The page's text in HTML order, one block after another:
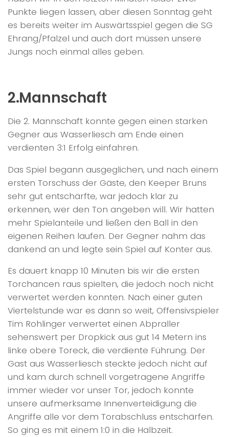
Punkte liegen lassen, aber diesen Sonntag geht
es bereits weiter im Auswärtsspiel gegen die SG
Ehrang/Pfalzel und auch dort müssen unsere
Jungs noch einmal alles geben.
2.Mannschaft
Die 2. Mannschaft konnte gegen einen starken
Gegner aus Wasserliesch am Ende einen
verdienten 3:1 Erfolg einfahren.
Das Spiel begann ausgeglichen, und nach einem
ersten Torschuss der Gäste, den Keeper Bruns
sehr gut entschärfte, war jedoch klar zu
erkennen, wer den Ton angeben will. Wir hatten
mehr Spielanteile und ließen den Ball in den
eigenen Reihen laufen. Der Gegner nahm das
dankend an und legte sein Spiel auf Konter aus.
Es dauert knapp 10 Minuten bis wir die ersten
Torchancen raus spielten, die jedoch noch nicht
verwertet werden konnten. Nach einer guten
Viertelstunde war es dann so weit, Offensivspieler
Tim Rohlinger verwertet einen Abpraller
sehenswert per Dropkick aus gut 14 Metern ins
linke obere Toreck, die verdiente Führung. Der
Gast aus Wasserliesch steckte jedoch nicht auf
und kam durch schnell vorgetragene Angriffe
immer wieder vor unser Tor, jedoch konnte
unsere aufmerksame Innenverteidigung die
Angriffe alle vor dem Torabschluss entschärfen.
So ging es mit einem 1:0 in die Halbzeit.